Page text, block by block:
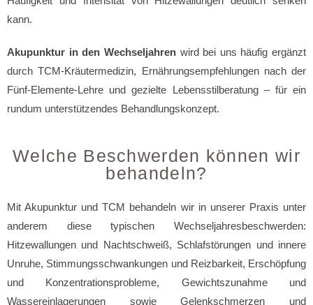
kann.
Akupunktur in den Wechseljahrenwird bei uns häufig ergänzt
durch TCM-Kräutermedizin, Ernährungsempfehlungen nach der
Fünf-Elemente-Lehre und gezielte Lebensstilberatung – für ein
rundum unterstützendes Behandlungskonzept.
Welche Beschwerden können wir
behandeln?
Mit Akupunktur und TCM behandeln wir in unserer Praxis unter
anderem diese typischen Wechseljahresbeschwerden:
Hitzewallungen und Nachtschweiß, Schlafstörungen und innere
Unruhe, Stimmungsschwankungen und Reizbarkeit, Erschöpfung
und Konzentrationsprobleme, Gewichtszunahme und
Wassereinlagerungen sowie Gelenkschmerzen und